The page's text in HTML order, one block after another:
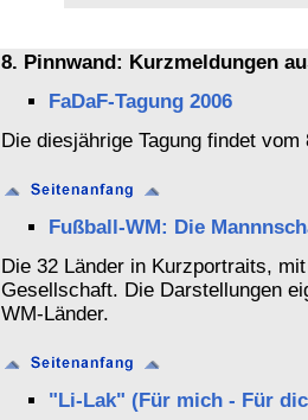
8. Pinnwand: Kurzmeldungen
FaDaF-Tagung 2006
Die diesjährige Tagung findet
Fußball-WM: Die
Die 32 Länder in Kurzportraits,
Gesellschaft. Die Darstellungen
WM-Länder.
"Li-Lak" (Für mich - Für